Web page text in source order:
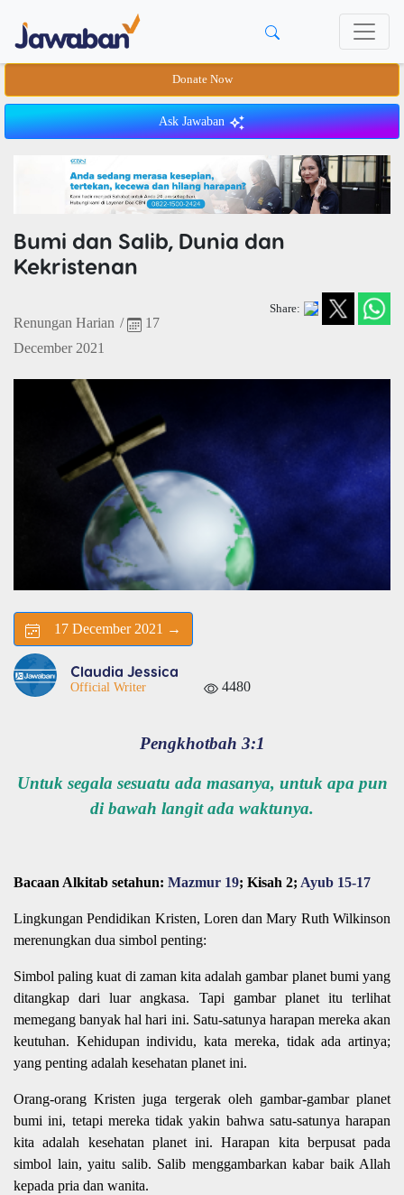
Donate Now
Ask Jawaban
Bumi dan Salib, Dunia dan
Kekristenan
Renungan Harian /
17
December 2021
Share:
17 December 2021 →
Claudia Jessica
Official Writer 4480
Pengkhotbah 3:1
Untuk segala sesuatu ada masanya, untuk apa pun
di bawah langit ada waktunya.
Bacaan Alkitab setahun: Mazmur 19; Kisah 2; Ayub 15-17
Lingkungan Pendidikan Kristen, Loren dan Mary Ruth Wilkinson
merenungkan dua simbol penting:
Simbol paling kuat di zaman kita adalah gambar planet bumi yang
ditangkap dari luar angkasa. Tapi gambar planet itu terlihat
memegang banyak hal hari ini. Satu-satunya harapan mereka akan
keutuhan. Kehidupan individu, kata mereka, tidak ada artinya;
yang penting adalah kesehatan planet ini.
Orang-orang Kristen juga tergerak oleh gambar-gambar planet
bumi ini, tetapi mereka tidak yakin bahwa satu-satunya harapan
kita adalah kesehatan planet ini. Harapan kita berpusat pada
simbol lain, yaitu salib. Salib menggambarkan kabar baik Allah
kepada pria dan wanita.